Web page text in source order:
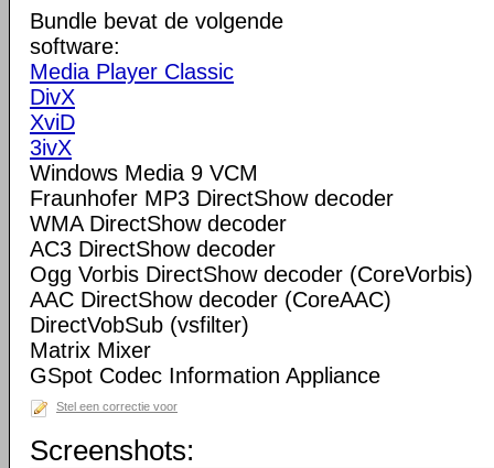
Bundle bevat de volgende
software:
Media Player Classic
DivX
XviD
3ivX
Windows Media 9 VCM
Fraunhofer MP3 DirectShow decoder
WMA DirectShow decoder
AC3 DirectShow decoder
Ogg Vorbis DirectShow decoder (CoreVorbis)
AAC DirectShow decoder (CoreAAC)
DirectVobSub (vsfilter)
Matrix Mixer
GSpot Codec Information Appliance
Stel een correctie voor
Screenshots: